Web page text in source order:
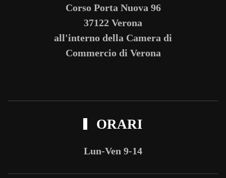
Corso Porta Nuova 96
37122 Verona
all'interno della Camera di
Commercio di Verona
ORARI
Lun-Ven 9-14